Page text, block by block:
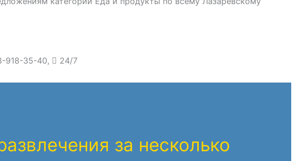
918-35-40, 24/7
за несколько